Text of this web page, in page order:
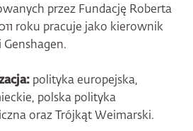
przez Fundację Roberta
roku pracuje jako kierownik
polityka europejska,
polska polityka
oraz Trójkąt Weimarski.